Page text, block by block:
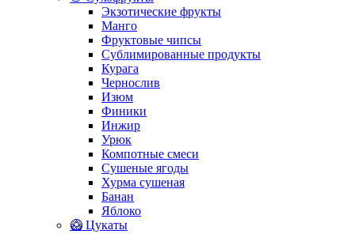
Экзотические фрукты
Манго
Фруктовые чипсы
Сублимированные продукты
Курага
Чернослив
Изюм
Финики
Инжир
Урюк
Компотные смеси
Сушеные ягоды
Хурма сушеная
Банан
Яблоко
🥝 Цукаты